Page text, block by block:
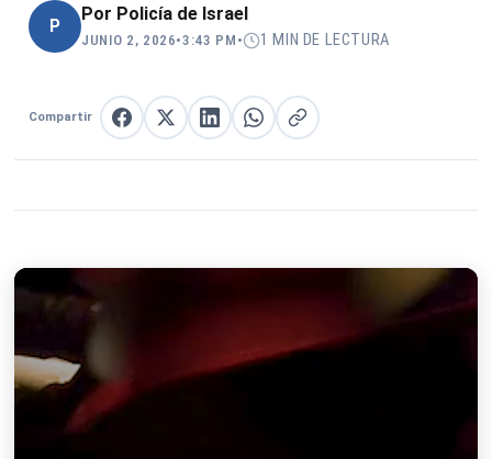
P
Por Policía de Israel
JUNIO 2, 2026•3:43 PM • 1 MIN DE LECTURA
Compartir Compartir en Facebook
Compartir en X
Compartir en LinkedIn
Compartir en WhatsApp
Copiar enlace